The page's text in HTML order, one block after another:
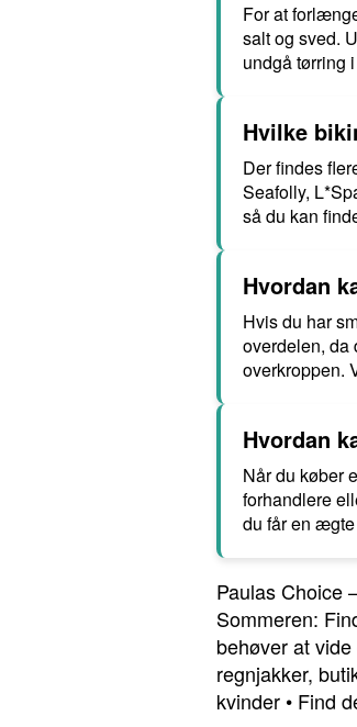
For at
salt og sved.
undgå tørring
Hvilke
Der findes
Seafolly,
så du kan
Hvordan
Hvis du har
overdelen, da
overkroppen.
Hvordan
Når du køber
forhandlere
du får en
Paulas Choice
Sommeren:
behøver at
regnjakker,
kvinder • Find